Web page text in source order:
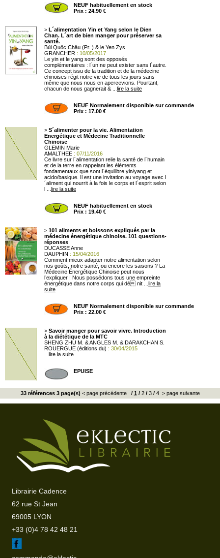
NEUF habituellement en stock
Prix : 24.90 €
> L´alimentation Yin et Yang selon le Dien
Chan. L´art de bien manger pour préserver sa
santé.
Bùi Quöc Châu (Pr. ) & le Yen Zys
GRANCHER : 10/05/2017
Le yin et le yang sont des opposés
complémentaires : l´un ne peut exister sans l´autre.
Ce concept issu de la tradition et de la médecine
chinoises régit notre vie de tous les jours sans
même que nous nous en apercevions. Pourtant,
chacun de nous gagnerait & ... lire la suite
NEUF Normalement disponible sur commande
Prix : 17.00 €
> S´alimenter pour la vie. Alimentation
Energétique et Médecine Traditionnelle
Chinoise
GLEMIN Marie
AMALTHEE : 07/11/2016
Ce livre sur l´alimentation relie la santé de l´humain
et de la terre en rappelant les éléments
fondamentaux que sont l´équilibre yin/yang et
acido/basique. Il est une invitation au voyage avec l
´aliment qui nourrit à la fois le corps et l´esprit selon
l ... lire la suite
NEUF habituellement en stock
Prix : 19.40 €
> 101 aliments et boissons expliqués par la
médecine énergétique chinoise. 101 questions-
réponses
DUCASSE Anne
DAUPHIN : 15/04/2016
Comment mieux adapter notre alimentation selon
nos goûts, notre santé, ou encore les saisons ? La
Médecine Énergétique Chinoise peut nous
l’expliquer ! Nous possédons tous une empreinte
énergétique dans notre corps qui dé nit ... lire la
suite
NEUF Normalement disponible sur commande
Prix : 22.00 €
> Savoir manger pour savoir vivre. Introduction
à la diététique de la MTC
SHENG ZHU M. & ANGLES M. & DARAKCHAN S.
ROUERGUE (éditions du) : 30/04/2015
lire la suite
EPUISE
33 références 3 page(s) < page précédente/ 1 /2/3/4 > page suivante
Librairie Cadence
62 rue St Jean
69005 LYON
+33 (0)4 78 42 48 21